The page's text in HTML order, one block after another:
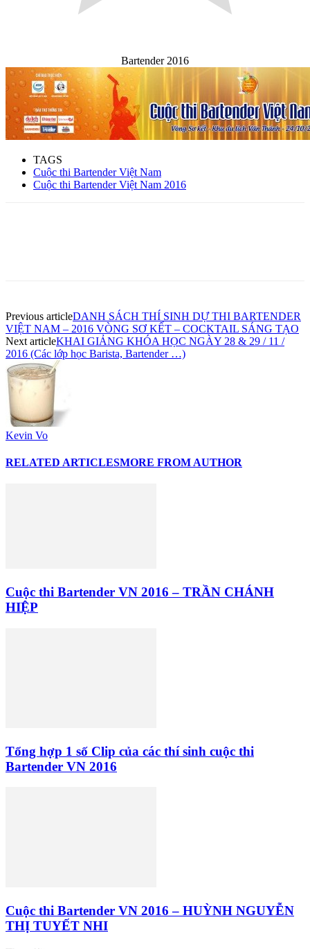
Bartender 2016
TAGS
Cuộc thi Bartender Việt Nam
Cuộc thi Bartender Việt Nam 2016
Previous articleDANH SÁCH THÍ SINH DỰ THI BARTENDER
VIỆT NAM – 2016 VÒNG SƠ KẾT – COCKTAIL SÁNG TẠO
Next articleKHAI GIẢNG KHÓA HỌC NGÀY 28 & 29 / 11 /
2016 (Các lớp học Barista, Bartender …)
Kevin Vo
RELATED ARTICLESMORE FROM AUTHOR
Cuộc thi Bartender VN 2016 – TRẦN CHÁNH
HIỆP
Tổng hợp 1 số Clip của các thí sinh cuộc thi
Bartender VN 2016
Cuộc thi Bartender VN 2016 – HUỲNH NGUYỄN
THỊ TUYẾT NHI